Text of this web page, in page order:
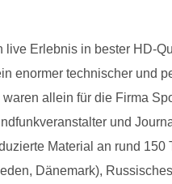
Erlebnis in bester HD-
enormer technischer und
allein für die Firma
und
Material an rund 150
Dänemark),